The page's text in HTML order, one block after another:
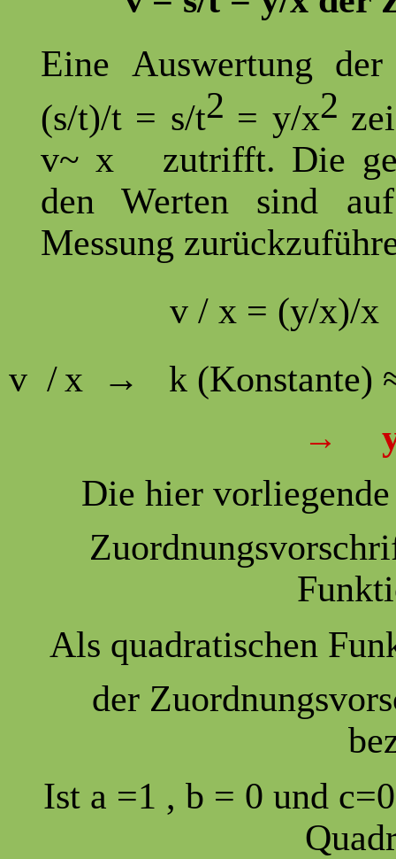
Eine Auswertung
(s/t)/t = s/t2 = y/x2
v~ x zutrifft. Die
den Werten sind
Messung
v / x = (y/
v /x → k
→
Die hier
Als quadratischen
der
Ist a =1 , b = 0 und